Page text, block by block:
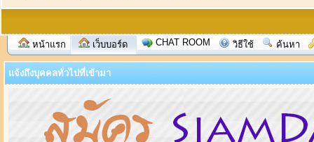
หน้าแรก เว็บบอร์ด CHAT ROOM วิธีใช้ ค้นหา
แจ้งถึงบุคคลทั่วไปที่เข้ามา